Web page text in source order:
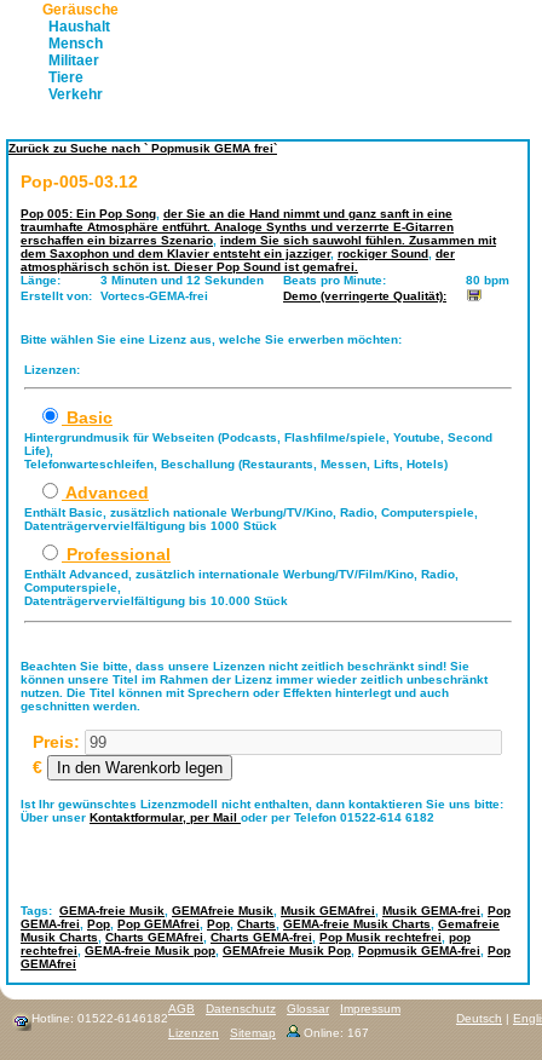
Geräusche
Haushalt
Mensch
Militaer
Tiere
Verkehr
Zurück zu Suche nach ` Popmusik GEMA frei`
Pop-005-03.12
Pop 005: Ein Pop Song der Sie an die Hand nimmt und ganz sanft in eine
traumhafte Atmosphäre entführt. Analoge Synths und verzerrte E-Gitarren
erschaffen ein bizarres Szenario indem Sie sich sauwohl fühlen. Zusammen mit
dem Saxophon und dem Klavier entsteht ein jazziger, rockiger Sound der
atmosphärisch schön ist. Dieser Pop Sound ist gemafrei.
Länge:
3 Minuten und 12 Sekunden Beats pro Minute:
80 bpm
Erstellt von:
Vortecs-GEMA-frei Demo (verringerte Qualität):
Bitte wählen Sie eine Lizenz aus, welche Sie erwerben möchten:
Lizenzen:
Basic
Hintergrundmusik für Webseiten (Podcasts, Flashfilme/spiele, Youtube, Second
Life),
Telefonwarteschleifen, Beschallung (Restaurants, Messen, Lifts, Hotels)
Advanced
Enthält Basic, zusätzlich nationale Werbung/TV/Kino, Radio, Computerspiele,
Datenträgervervielfältigung bis 1000 Stück
Professional
Enthält Advanced, zusätzlich internationale Werbung/TV/Film/Kino, Radio,
Computerspiele,
Datenträgervervielfältigung bis 10.000 Stück
Beachten Sie bitte, dass unsere Lizenzen nicht zeitlich beschränkt sind! Sie
können unsere Titel im Rahmen der Lizenz immer wieder zeitlich unbeschränkt
nutzen. Die Titel können mit Sprechern oder Effekten hinterlegt und auch
geschnitten werden.
Preis:
€
Ist Ihr gewünschtes Lizenzmodell nicht enthalten, dann kontaktieren Sie uns bitte:
Über unser Kontaktformular, per Mail oder per Telefon 01522-614 6182
Tags: GEMA-freie Musik GEMAfreie Musik Musik GEMAfrei Musik GEMA-frei
Pop
GEMA-frei
Pop Pop GEMAfrei Pop Charts GEMA-freie Musik Charts
Gemafreie
Musik Charts
Charts GEMAfrei Charts GEMA-frei Pop Musik rechtefrei
pop
rechtefrei
GEMA-freie Musik pop GEMAfreie Musik Pop Popmusik GEMA-frei
Pop
GEMAfrei
Hotline: 01522-6146182 Deutsch |
AGB Datenschutz Glossar
Impressum
Lizenzen
Sitemap Online: 167